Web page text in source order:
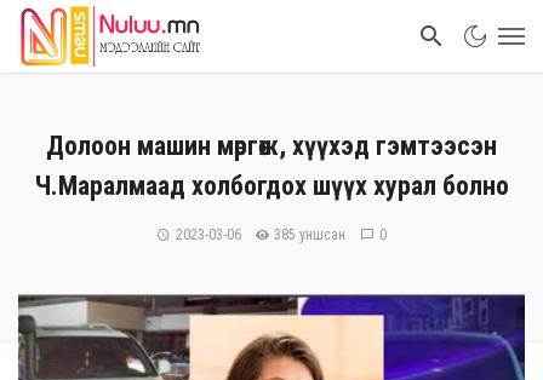
Долоон машин мөргөж, хүүхэд гэмтээсэн
Ч.Маралмаад холбогдох шүүх хурал болно
2023-03-06 385 уншсан 0